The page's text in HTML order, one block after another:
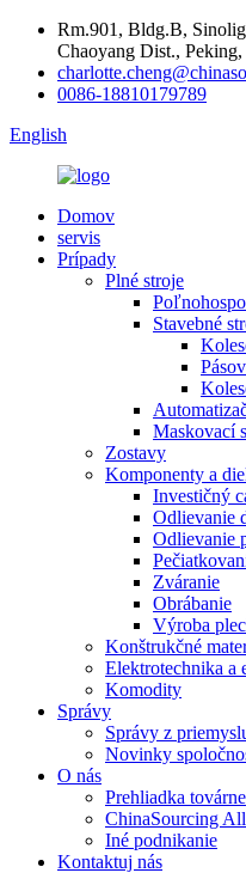
Rm.901, Bldg.B,
Chaoyang Dist.,
0086-18810179789
English
Domov
servis
Prípady
Plné stroje
Stavebné
Maskovací
Zostavy
Komponenty a
Investičný
Odlievanie
Odlievanie
Zváranie
Obrábanie
Výroba
Konštrukčné
Elektrotechnika a
Komodity
Správy
Správy z
Novinky
O nás
Prehliadka továrne
ChinaSourcing
Iné podnikanie
Kontaktuj nás